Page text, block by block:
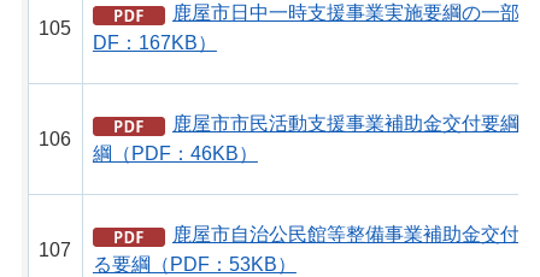
105
鹿屋市日中一時支援事業実施要綱の一部
DF：167KB）
106
鹿屋市市民活動支援事業補助金交付要綱
綱（PDF：46KB）
107
鹿屋市自治公民館等整備事業補助金交付
る要綱（PDF：53KB）